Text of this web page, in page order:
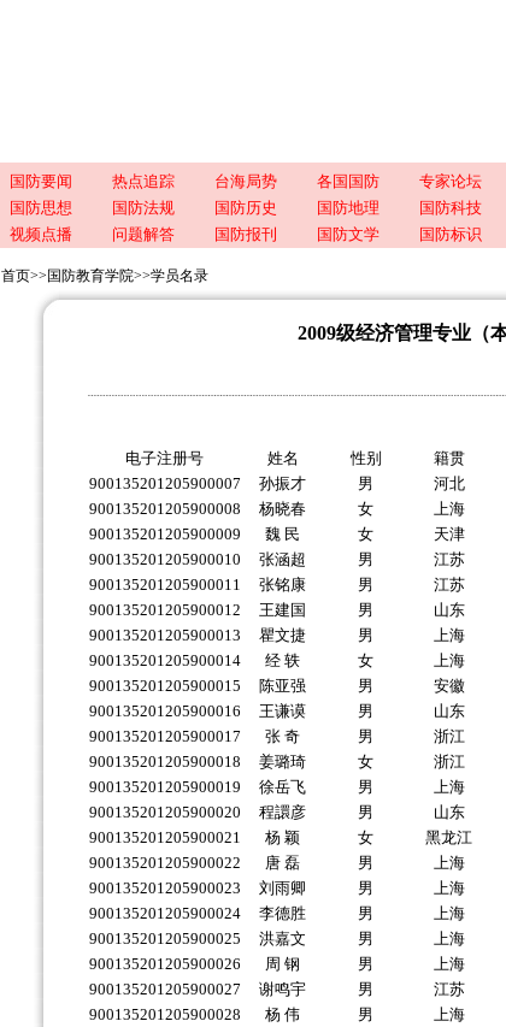
国防要闻 热点追踪 台海局势 各国国防 专家论坛
国防思想 国防法规 国防历史 国防地理 国防科技
视频点播 问题解答 国防报刊 国防文学 国防标识
首页>> 国防教育学院>>学员名录
2009级经济管理专业（
电子注册号 姓名 性别 籍贯
900135201205900007
孙振才 男 河北
900135201205900008
杨晓春 女 上海
900135201205900009 魏 民 女 天津
900135201205900010 张涵超 男 江苏
900135201205900011 张铭康 男 江苏
900135201205900012 王建国 男 山东
900135201205900013 瞿文捷 男 上海
900135201205900014 经 轶 女 上海
900135201205900015
陈亚强 男 安徽
900135201205900016
王谦谟 男 山东
900135201205900017
张 奇 男 浙江
900135201205900018
姜璐琦 女 浙江
900135201205900019
徐岳飞 男 上海
900135201205900020
程譞彦 男 山东
900135201205900021
杨 颖 女 黑龙江
900135201205900022 唐 磊 男 上海
900135201205900023
刘雨卿 男 上海
900135201205900024
李德胜 男 上海
900135201205900025
洪嘉文 男 上海
900135201205900026
周 钢 男 上海
900135201205900027
谢鸣宇 男 江苏
900135201205900028 杨 伟 男 上海